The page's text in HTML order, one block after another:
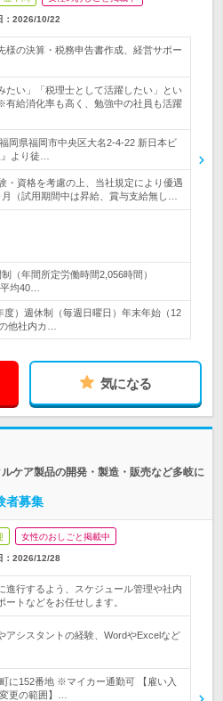
2026/10/22
様の決算・税務申告書作成、経営サポー
たい」「税理士として活躍したい」とい
有給消化率も高く、勉強中の社員も活躍
岡県福岡市中央区大名2-4-22 新日本ビ
より徒…
資格を考慮の上、当社規定により優遇
（試用期間中は昇給、賞与支給無し…
制（年間所定労働時間2,056時間）
均40…
度）週休制（毎週日曜日）年末年始（12
他社内カ…
気になる
ケア製品の開発・製造・販売など多岐に
者募集
女性のおしごと掲載中
2026/12/28
進行するよう、スケジュール管理や社内
トなどをお任せします。
アシスタントの経験、WordやExcelなど
に152番地 ※マイカー通勤可 【雇い入
更の範囲】…